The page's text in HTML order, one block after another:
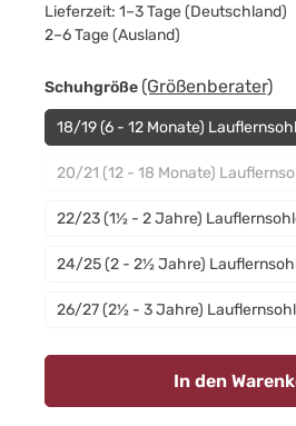
Lieferzeit: 1–3 Tage (Deutschland)
2–6 Tage (Ausland)
Schuhgrößeauswählen
(Größenberater)
18/19 (6 - 12 Monate)
20/21 (12 - 18 Monate)(Diese Option ist
22/23 (1½ - 2 Jahre)
24/25 (2 - 2½ Jahre)
26/27 (2½ - 3 Jahre)
In den